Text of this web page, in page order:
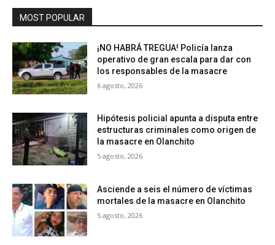
MOST POPULAR
¡NO HABRÁ TREGUA! Policía lanza
operativo de gran escala para dar con
los responsables de la masacre
6 agosto, 2026
Hipótesis policial apunta a disputa entre
estructuras criminales como origen de
la masacre en Olanchito
5 agosto, 2026
Asciende a seis el número de víctimas
mortales de la masacre en Olanchito
5 agosto, 2026